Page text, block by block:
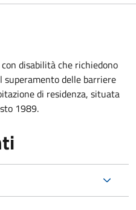
disabilità che richiedono
superamento delle barriere
di residenza, situata
1989.